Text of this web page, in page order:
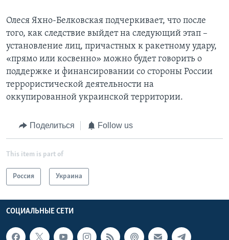
Олеся Яхно-Белковская подчеркивает, что после
того, как следствие выйдет на следующий этап –
установление лиц, причастных к ракетному удару,
«прямо или косвенно» можно будет говорить о
поддержке и финансировании со стороны России
террористической деятельности на
оккупированной украинской территории.
Поделиться Follow us
This item is part of
Россия Украина
СОЦИАЛЬНЫЕ СЕТИ